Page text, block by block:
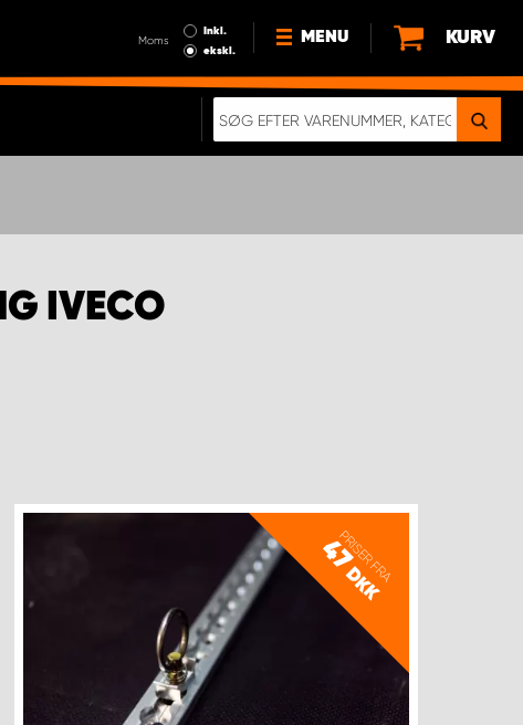
Moms
Inkl.
ekskl.
MENU
HVORFOR VÆLGE WORK
KURV
IVECO
PRISER FRA
47
DKK